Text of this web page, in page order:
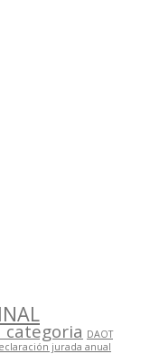
categoria DAOT
jurada anual